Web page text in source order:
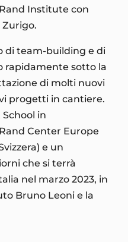
Institute con
di team-building e di
rapidamente sotto la
di molti nuovi
progetti in cantiere.
in
Center Europe
e un
che si terrà
nel marzo 2023, in
Bruno Leoni e la